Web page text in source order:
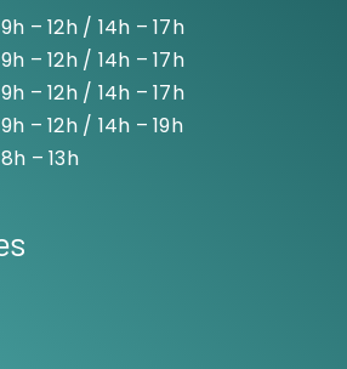
9h – 12h / 14h – 17h
9h – 12h / 14h – 17h
9h – 12h / 14h – 17h
9h – 12h / 14h – 19h
8h – 13h